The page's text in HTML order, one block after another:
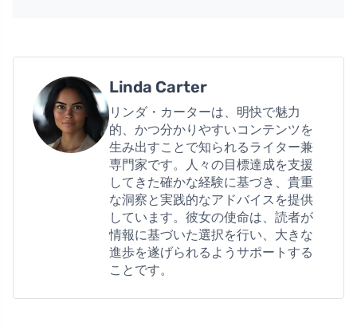
Linda Carter
リンダ・カーターは、明快で魅力
的、かつ分かりやすいコンテンツを
生み出すことで知られるライター兼
専門家です。人々の目標達成を支援
してきた確かな経験に基づき、貴重
な洞察と実践的なアドバイスを提供
しています。彼女の使命は、読者が
情報に基づいた選択を行い、大きな
進歩を遂げられるようサポートする
ことです。